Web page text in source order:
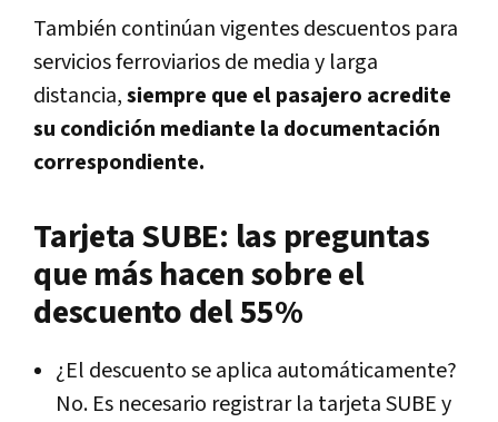
También continúan vigentes descuentos para
servicios ferroviarios de media y larga
distancia,siempre que el pasajero acredite
su condición mediante la documentación
correspondiente.
Tarjeta SUBE: las preguntas
que más hacen sobre el
descuento del 55%
¿El descuento se aplica automáticamente?
No. Es necesario registrar la tarjeta SUBE y